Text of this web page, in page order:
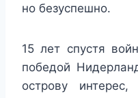
но безуспешно.
15 лет спустя
победой
острову